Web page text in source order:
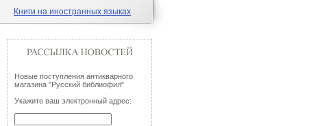
Книги на иностранных языках
Новые поступления антикварного
магазина "Русский библиофил"
Укажите ваш электронный адрес: